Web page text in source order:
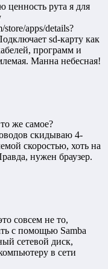
рута я для
apps/details?
sd-карту как
программ и
Манна небесная!
же самое?
скидываю 4-
скоростью, хоть на
нужен браузер.
совсем не то,
с помощью Samba
сетевой диск,
в сети